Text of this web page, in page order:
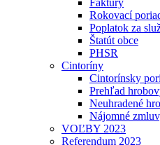
Faktúry
Rokovací
Poplatok za
Štatút obce
PHSR
Cintoríny
Cintorínsky
Prehľad
Neuhradené
Nájomné
VOĽBY 2023
Referendum 2023